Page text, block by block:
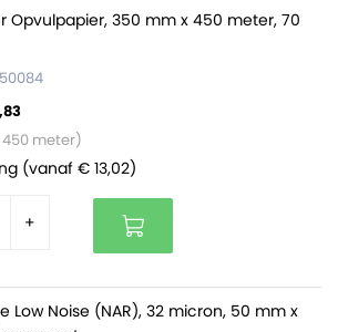
gewicht van circa 20 kilogram en een
rollen (500 kg).
recyclebaar.
Opvulpapier, 350 mm x 450 meter, 70
meter)
(vanaf € 13,02)
+
Low Noise (NAR), 32 micron, 50 mm x